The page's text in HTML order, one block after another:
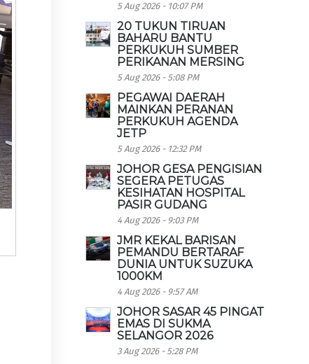
5 Aug 2026 - 10:07 PM
20 TUKUN TIRUAN
BAHARU BANTU
PERKUKUH SUMBER
PERIKANAN MERSING
5 Aug 2026 - 5:08 PM
PEGAWAI DAERAH
MAINKAN PERANAN
PERKUKUH AGENDA
JETP
5 Aug 2026 - 12:32 PM
JOHOR GESA PENGISIAN
SEGERA PETUGAS
KESIHATAN HOSPITAL
PASIR GUDANG
4 Aug 2026 - 9:03 PM
JMR KEKAL BARISAN
PEMANDU BERTARAF
DUNIA UNTUK SUZUKA
1000KM
4 Aug 2026 - 9:57 AM
JOHOR SASAR 45 PINGAT
EMAS DI SUKMA
SELANGOR 2026
3 Aug 2026 - 5:28 PM